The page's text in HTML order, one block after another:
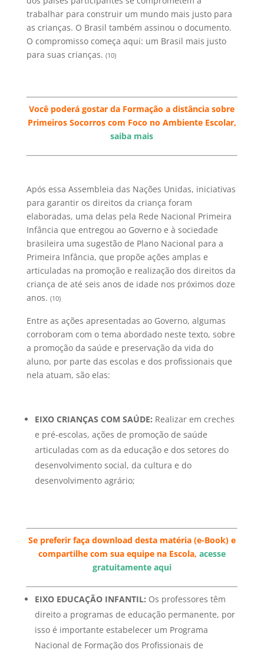
trabalhar para construir um mundo mais justo para
as crianças. O Brasil também assinou o documento.
O compromisso começa aqui: um Brasil mais justo
para suas crianças. (10)
Você poderá gostar da Formação a distância sobre
Primeiros Socorros com Foco no Ambiente Escolar,
saiba mais
Após essa Assembleia das Nações Unidas, iniciativas
para garantir os direitos da criança foram
elaboradas, uma delas pela Rede Nacional Primeira
Infância que entregou ao Governo e à sociedade
brasileira uma sugestão de Plano Nacional para a
Primeira Infância, que propõe ações amplas e
articuladas na promoção e realização dos direitos da
criança de até seis anos de idade nos próximos doze
anos. (10)
Entre as ações apresentadas ao Governo, algumas
corroboram com o tema abordado neste texto, sobre
a promoção da saúde e preservação da vida do
aluno, por parte das escolas e dos profissionais que
nela atuam, são elas:
EIXO CRIANÇAS COM SAÚDE: Realizar em creches
e pré-escolas, ações de promoção de saúde
articuladas com as da educação e dos setores do
desenvolvimento social, da cultura e do
desenvolvimento agrário;
Se preferir faça download desta matéria (e-Book) e
compartilhe com sua equipe na Escola, acesse
gratuitamente aqui
EIXO EDUCAÇÃO INFANTIL: Os professores têm
direito a programas de educação permanente, por
isso é importante estabelecer um Programa
Nacional de Formação dos Profissionais de